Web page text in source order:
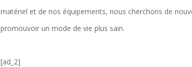
matériel et de nos équipements, nous cherchons de
promouvoir un mode de vie plus sain.
[ad_2]